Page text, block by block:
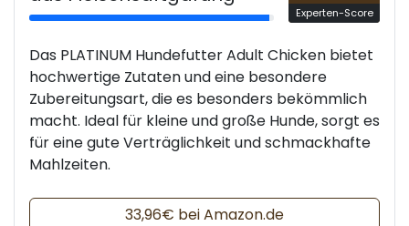
Experten-Score
Das PLATINUM Hundefutter Adult Chicken bietet
hochwertige Zutaten und eine besondere
Zubereitungsart, die es besonders bekömmlich
macht. Ideal für kleine und große Hunde, sorgt es
für eine gute Verträglichkeit und schmackhafte
Mahlzeiten.
33,96€ bei Amazon.de